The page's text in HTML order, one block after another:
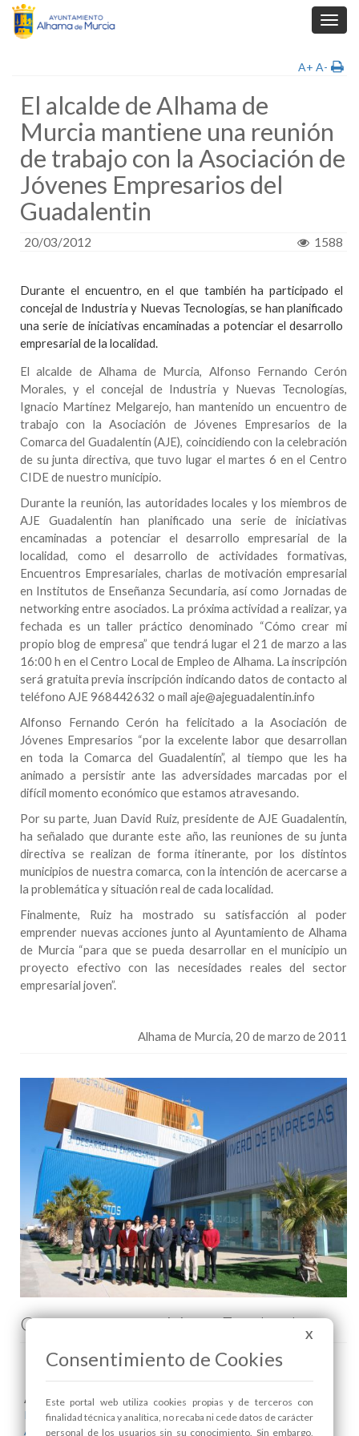
A+ A-
El alcalde de Alhama de
Murcia mantiene una reunión
de trabajo con la Asociación de
Jóvenes Empresarios del
Guadalentin
20/03/2012 1588
Durante el encuentro, en el que también ha participado el
concejal de Industria y Nuevas Tecnologías, se han planificado
una serie de iniciativas encaminadas a potenciar el desarrollo
empresarial de la localidad.
El alcalde de Alhama de Murcia, Alfonso Fernando Cerón
Morales, y el concejal de Industria y Nuevas Tecnologías,
Ignacio Martínez Melgarejo, han mantenido un encuentro de
trabajo con laAsociación de Jóvenes Empresarios de la
Comarca del Guadalentín (AJE), coincidiendo con la celebración
de su junta directiva, que tuvo lugar el martes 6 en el Centro
CIDE de nuestro municipio.
Durante la reunión, las autoridades locales y los miembros de
AJE Guadalentín han planificado una serie de iniciativas
encaminadas a potenciar el desarrollo empresarial de la
localidad, como el desarrollo de actividades formativas,
Encuentros Empresariales, charlas de motivación empresarial
en Institutos de Enseñanza Secundaria, así como Jornadas de
networking entre asociados. La próxima actividad a realizar, ya
fechada es un taller práctico denominado “Cómo crear mi
propio blog de empresa” que tendrá lugar el 21 de marzo a las
16:00 h en el Centro Local de Empleo de Alhama. La inscripción
será gratuita previa inscripción indicando datos de contacto al
teléfono AJE 968442632 o mail aje@ajeguadalentin.info
Alfonso Fernando Cerón ha felicitado a la Asociación de
Jóvenes Empresarios “por la excelente labor que desarrollan
en toda la Comarca del Guadalentín”, al tiempo que les ha
animado a persistir ante las adversidades marcadas por el
difícil momento económico que estamos atravesando.
Por su parte, Juan David Ruiz, presidente de AJE Guadalentín,
ha señalado que durante este año, las reuniones de su junta
directiva se realizan de forma itinerante, por los distintos
municipios de nuestra comarca, con la intención de acercarse a
la problemática y situación real de cada localidad.
Finalmente, Ruiz ha mostrado su satisfacción al poder
emprender nuevas acciones junto al Ayuntamiento de Alhama
de Murcia “para que se pueda desarrollar en el municipio un
proyecto efectivo con las necesidades reales del sector
empresarial joven”.
Alhama de Murcia, 20 de marzo de 2011
Comenta esta noticia en Facebook
Areas relacionadas:
Industria
Alcaldía
X
Consentimiento de Cookies
Este portal web utiliza cookies propias y de terceros con
finalidad técnica y analítica, no recaba ni cede datos de carácter
personal de los usuarios sin su conocimiento. Sin embargo,